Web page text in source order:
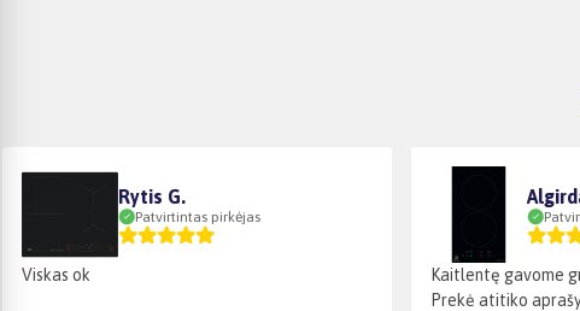
Rytis G.
Patvirtintas pirkėjas
Viskas ok
Kaitlentę gavome
Prekė atitiko